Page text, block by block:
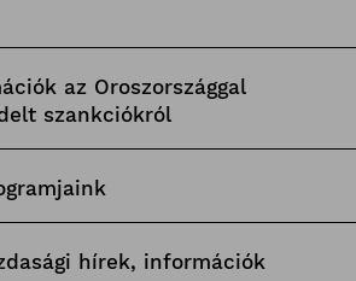
az Oroszországgal
szankciókról
hírek, információk